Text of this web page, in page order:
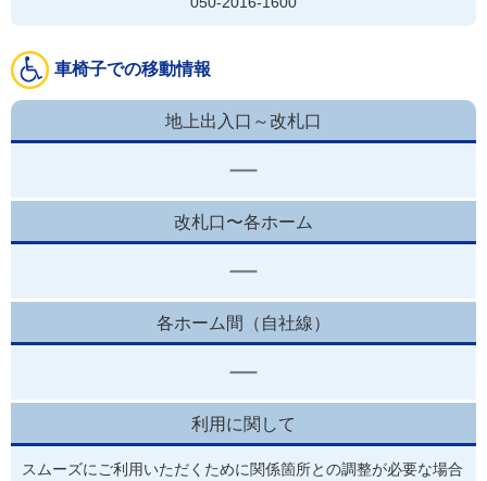
車椅子での移動情報
地上出入口～改札口
改札口〜各ホーム
各ホーム間（自社線）
利用に関して
スムーズにご利用いただくために関係箇所との調整が必要な場合